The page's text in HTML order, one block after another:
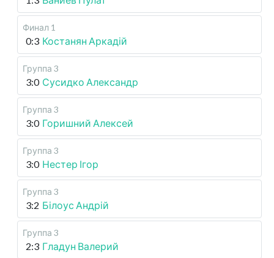
Финал 1
0:3 Костанян Аркадій
Группа 3
3:0 Сусидко Александр
Группа 3
3:0 Горишний Алексей
Группа 3
3:0 Нестер Ігор
Группа 3
3:2 Білоус Андрій
Группа 3
2:3 Гладун Валерий